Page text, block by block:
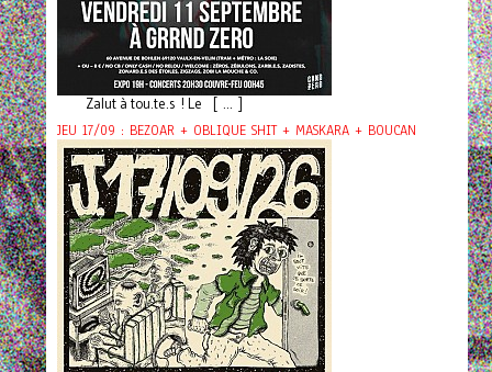
Zalut à tou.te.s ! Le [ ... ]
JEU 17/09 : BEZOAR + OBLIQUE SHIT + MASKARA + BOUCAN